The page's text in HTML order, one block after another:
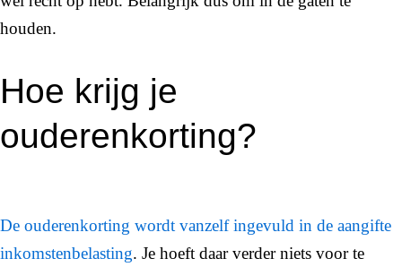
houden.
Hoe krijg je
ouderenkorting?
De ouderenkorting wordt vanzelf ingevuld in de aangifte
inkomstenbelasting. Je hoeft daar verder niets voor te